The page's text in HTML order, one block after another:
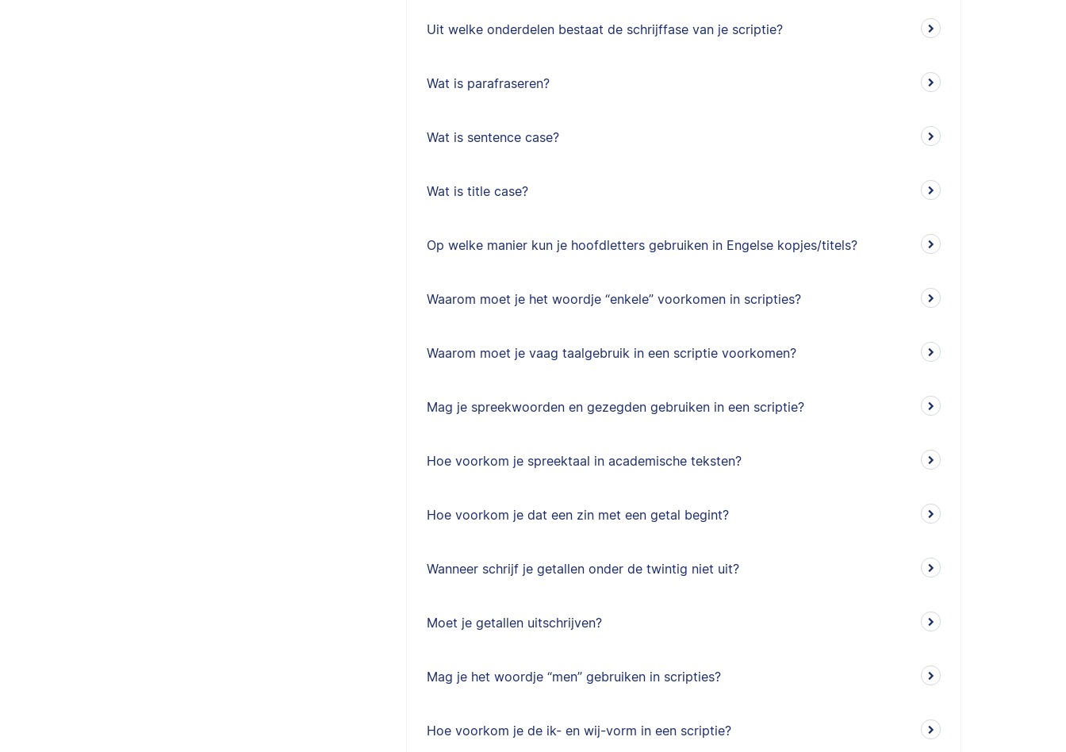
Uit welke onderdelen bestaat de schrijffase van je scriptie?
Wat is parafraseren?
Wat is sentence case?
Wat is title case?
Op welke manier kun je hoofdletters gebruiken in Engelse kopjes/titels?
Waarom moet je het woordje “enkele” voorkomen in scripties?
Waarom moet je vaag taalgebruik in een scriptie voorkomen?
Mag je spreekwoorden en gezegden gebruiken in een scriptie?
Hoe voorkom je spreektaal in academische teksten?
Hoe voorkom je dat een zin met een getal begint?
Wanneer schrijf je getallen onder de twintig niet uit?
Moet je getallen uitschrijven?
Mag je het woordje “men” gebruiken in scripties?
Hoe voorkom je de ik- en wij-vorm in een scriptie?